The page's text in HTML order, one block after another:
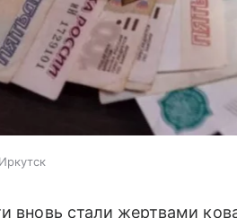
вновь стали жертвами